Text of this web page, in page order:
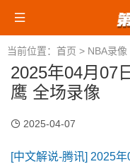
当前位置： 首页 > NBA录像
2025年04月07
鹰 全场录像
2025-04-07
[中文解说-腾讯] 2025